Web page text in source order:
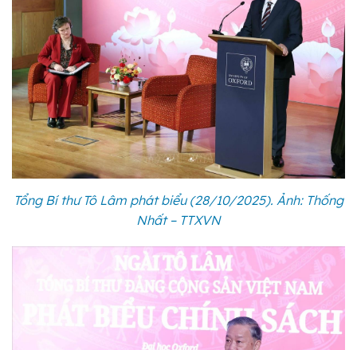
Tổng Bí thư Tô Lâm phát biểu (28/10/2025). Ảnh: Thống
Nhất – TTXVN